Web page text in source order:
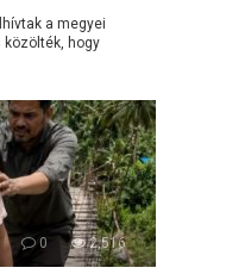
a megyei
közölték, hogy
0 2,516